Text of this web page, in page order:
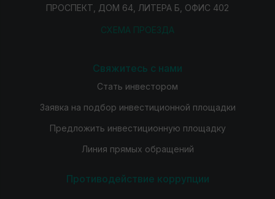
ПРОСПЕКТ, ДОМ 64, ЛИТЕРА Б, ОФИС 402
СХЕМА ПРОЕЗДА
Свяжитесь с нами
Стать инвестором
Заявка на подбор инвестиционной площадки
Предложить инвестиционную площадку
Линия прямых обращений
Противодействие коррупции